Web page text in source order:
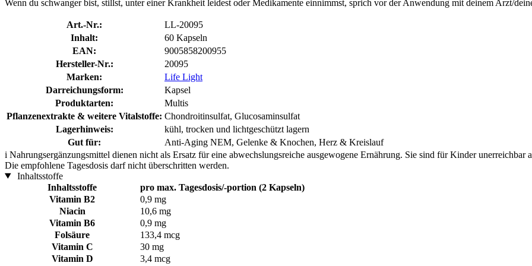
Wenn du schwanger bist, stillst, unter einer Krankheit leidest oder Medikamente einnimmst, sprich vor der Anwendung mit deinem Arzt/
Art.-Nr.:
LL-20095
Inhalt:
60 Kapseln
EAN:
9005858200955
Hersteller-Nr.:
20095
Marken:
Life Light
Darreichungsform:
Kapsel
Produktarten:
Multis
Pflanzenextrakte & weitere Vitalstoffe: Chondroitinsulfat, Glucosaminsulfat
Lagerhinweis:
kühl, trocken und lichtgeschützt lagern
Gut für:
Anti-Aging NEM, Gelenke & Knochen, Herz & Kreislauf
i Nahrungsergänzungsmittel dienen nicht als Ersatz für eine abwechslungsreiche ausgewogene Ernährung. Sie sind für Kinder unerreichbar
Die empfohlene Tagesdosis darf nicht überschritten werden.
Inhaltsstoffe
Inhaltsstoffe
pro max. Tagesdosis/-portion (2 Kapseln)
Vitamin B2
0,9 mg
Niacin
10,6 mg
Vitamin B6
0,9 mg
Folsäure
133,4 mcg
Vitamin C
30 mg
Vitamin D
3,4 mcg